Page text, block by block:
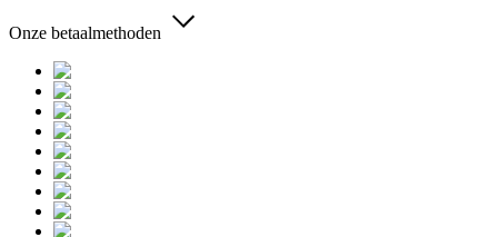
Onze betaalmethoden